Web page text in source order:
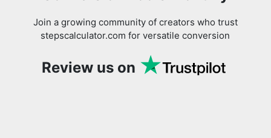
Join a growing community of creators who trust
stepscalculator.com for versatile conversion
Review us on